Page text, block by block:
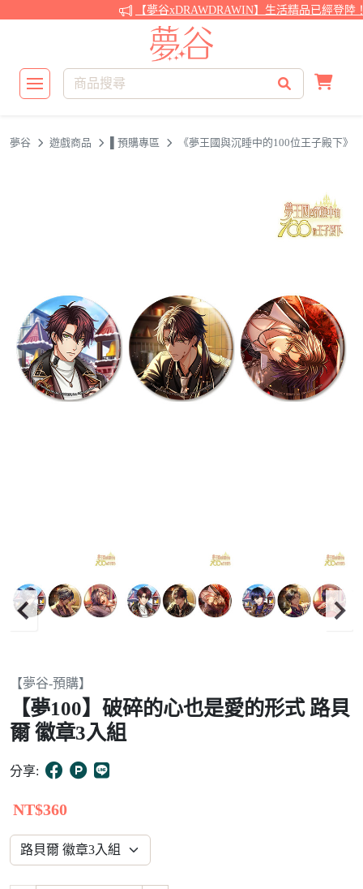
【夢谷xDRAWDRAWIN】生活精品已經登陸
夢谷 遊戲商品 ▌預購專區 《夢王國與沉睡中的100位王子殿下》
Item
of
5
【夢谷-預購】
【夢100】破碎的心也是愛的形式 路貝
爾 徽章3入組
分享:
NT$360